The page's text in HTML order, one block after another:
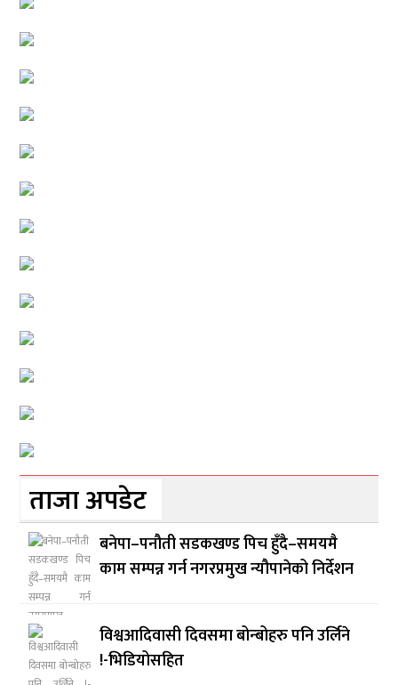
ताजा अपडेट
बनेपा–पनौती सडकखण्ड पिच हुँदै–समयमै
काम सम्पन्न गर्न नगरप्रमुख न्यौपानेको निर्देशन
विश्वआदिवासी दिवसमा बोन्बोहरु पनि उर्लिने
!-भिडियोसहित